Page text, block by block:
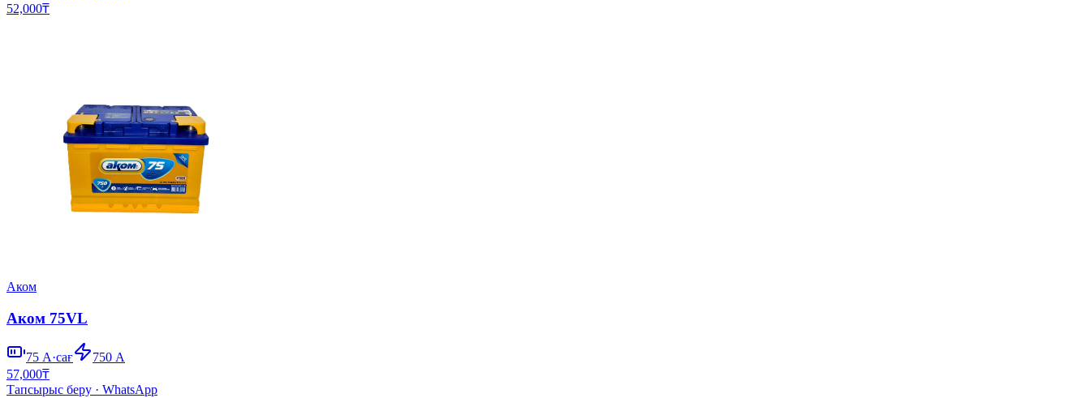
52,000₸
Аком
Аком 75VL
75 А·сағ 750 А
57,000₸
Тапсырыс беру · WhatsApp